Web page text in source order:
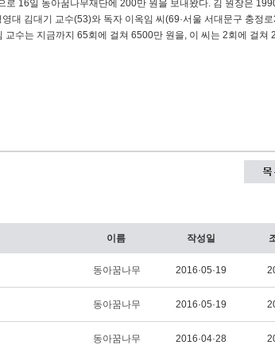
16일 동아꿈나무재단에 200만 원을 보내왔다. 김 원장은
대 김대기 교수(53)와 독자 이옥임 씨(69·서울 서대문구 충정
수는 지금까지 65회에 걸쳐 6500만 원을, 이 씨는 2회에 걸쳐
이름 작성일
동아꿈나무 2016·05·19
동아꿈나무 2016·05·19
동아꿈나무 2016·04·28